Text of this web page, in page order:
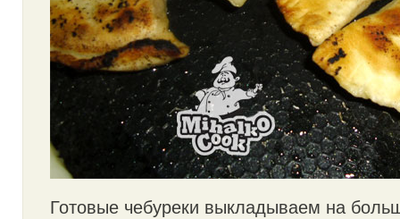
Готовые чебуреки выкладываем на